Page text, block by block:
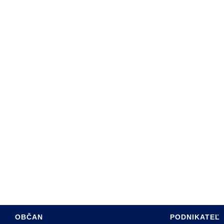
INTERREG PL-SK
OBČAN PODNIKATEĽ